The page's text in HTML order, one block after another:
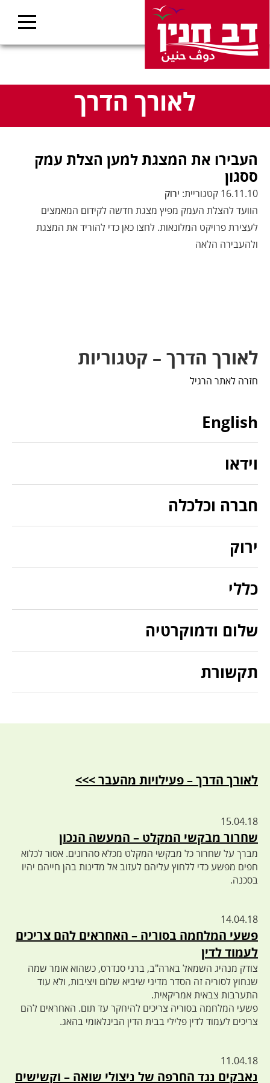
לאורך הדרך
העבירו את המצגת למען הצלת עמק
ססגון
16.11.10 קטגוריית:
ירוק
הוועד להצלת העמק מפיץ מצגת חדשה לקידום המאמצים
לעצירת פרויקט המלונאות. לחצו כאן כדי להוריד את המצגת
ולהעבירה הלאה
לאורך הדרך – קטגוריות
חזרה לאתר הרגיל
English
וידאו
חברה וכלכלה
ירוק
כללי
שלום ודמוקרטיה
תקשורת
לאורך הדרך – פעילויות מהעבר >>>
15.04.18
שחרור מבקשי המקלט – המעשה הנכון
מברך על שחרור כל מבקשי המקלט מכלא סהרונים. אסור לכלוא
חפים מפשע כדי ללחוץ עליהם לעזוב אל מדינות בהן חייהם יהיו
בסכנה.
14.04.18
פשעי המלחמה בסוריה – האחראים להם צריכים
לעמוד לדין
צודק מנהיג השמאל בארה"ב, ברני סנדרס, כשהוא אומר שמה
שנחוץ לסוריה זה הסדר מדיני שיביא שלום ויציבות, ולא עוד
התערבות צבאית אמריקאית.
פשעי המלחמה בסוריה צריכים להיחקר עד תום. האחראים להם
צריכים לעמוד לדין פלילי בבית הדין הבינלאומי בהאג.
11.04.18
נאבקים נגד החרפה של ניצולי שואה – וקשישים